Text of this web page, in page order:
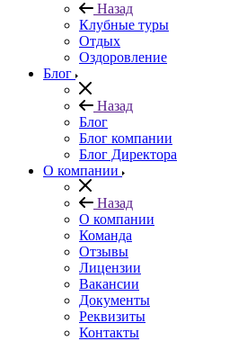
Назад
Клубные туры
Отдых
Оздоровление
Блог
Назад
Блог
Блог компании
Блог Директора
О компании
Назад
О компании
Команда
Отзывы
Лицензии
Вакансии
Документы
Реквизиты
Контакты